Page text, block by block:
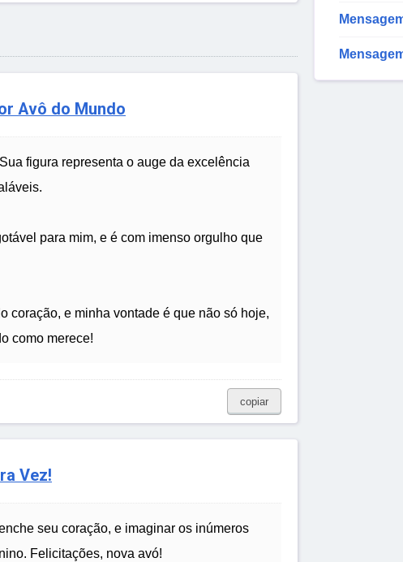
Avô do Mundo
figura representa o auge da excelência
para mim, e é com imenso orgulho que
coração, e minha vontade é que não só hoje,
como merece!
copiar
Vez!
seu coração, e imaginar os inúmeros
Felicitações, nova avó!